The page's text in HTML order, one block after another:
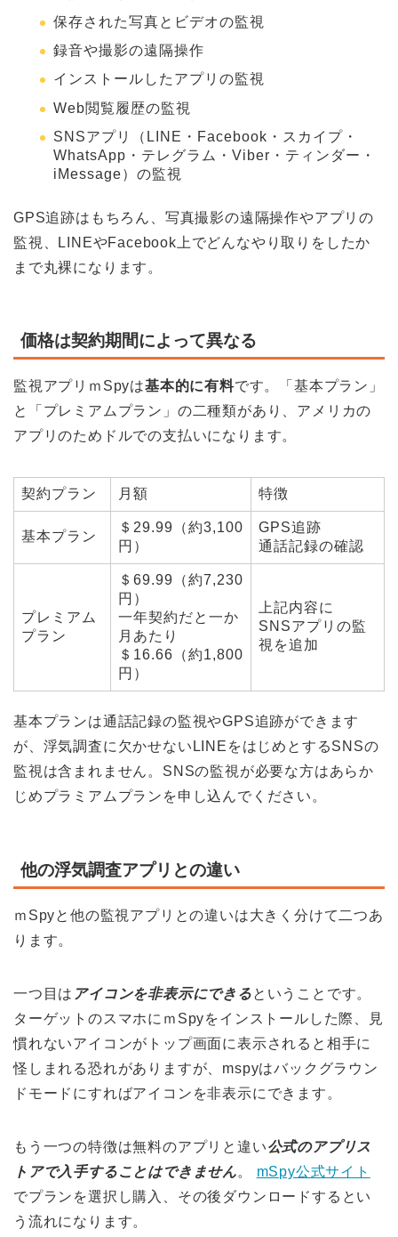
保存された写真とビデオの監視
録音や撮影の遠隔操作
インストールしたアプリの監視
Web閲覧履歴の監視
SNSアプリ（LINE・Facebook・スカイプ・
WhatsApp・テレグラム・Viber・ティンダー・
iMessage）の監視
GPS追跡はもちろん、写真撮影の遠隔操作やアプリの
監視、LINEやFacebook上でどんなやり取りをしたか
まで丸裸になります。
価格は契約期間によって異なる
監視アプリｍSpyは基本的に有料です。「基本プラン」
と「プレミアムプラン」の二種類があり、アメリカの
アプリのためドルでの支払いになります。
契約プラン 月額 特徴
基本プラン
＄29.99（約3,100
円）
GPS追跡
通話記録の確認
プレミアム
プラン
＄69.99（約7,230
円）
一年契約だと一か
月あたり
＄16.66（約1,800
円）
上記内容に
SNSアプリの監
視を追加
基本プランは通話記録の監視やGPS追跡ができます
が、浮気調査に欠かせないLINEをはじめとするSNSの
監視は含まれません。SNSの監視が必要な方はあらか
じめプラミアムプランを申し込んでください。
他の浮気調査アプリとの違い
ｍSpyと他の監視アプリとの違いは大きく分けて二つあ
ります。
一つ目は アイコンを非表示にできるということです。
ターゲットのスマホにｍSpyをインストールした際、見
慣れないアイコンがトップ画面に表示されると相手に
怪しまれる恐れがありますが、mspyはバックグラウン
ドモードにすればアイコンを非表示にできます。
もう一つの特徴は無料のアプリと違い公式のアプリス
トアで入手することはできません。 mSpy公式サイト
でプランを選択し購入、その後ダウンロードするとい
う流れになります。